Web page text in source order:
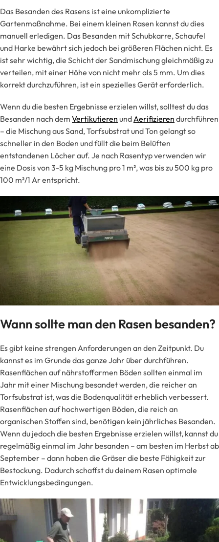
Das Besanden des Rasens ist eine unkomplizierte
Gartenmaßnahme. Bei einem kleinen Rasen kannst du dies
manuell erledigen. Das Besanden mit Schubkarre, Schaufel
und Harke bewährt sich jedoch bei größeren Flächen nicht. Es
ist sehr wichtig, die Schicht der Sandmischung gleichmäßig zu
verteilen, mit einer Höhe von nicht mehr als 5 mm. Um dies
korrekt durchzuführen, ist ein spezielles Gerät erforderlich.
Wenn du die besten Ergebnisse erzielen willst, solltest du das
Besanden nach dem Vertikutieren undAerifizieren durchführen
– die Mischung aus Sand, Torfsubstrat und Ton gelangt so
schneller in den Boden und füllt die beim Belüften
entstandenen Löcher auf. Je nach Rasentyp verwenden wir
eine Dosis von 3-5 kg Mischung pro 1 m², was bis zu 500 kg pro
100 m²/1 Ar entspricht.
Wann sollte man den Rasen besanden?
Es gibt keine strengen Anforderungen an den Zeitpunkt. Du
kannst es im Grunde das ganze Jahr über durchführen.
Rasenflächen auf nährstoffarmen Böden sollten einmal im
Jahr mit einer Mischung besandet werden, die reicher an
Torfsubstrat ist, was die Bodenqualität erheblich verbessert.
Rasenflächen auf hochwertigen Böden, die reich an
organischen Stoffen sind, benötigen kein jährliches Besanden.
Wenn du jedoch die besten Ergebnisse erzielen willst, kannst du
regelmäßig einmal im Jahr besanden – am besten im Herbst ab
September – dann haben die Gräser die beste Fähigkeit zur
Bestockung. Dadurch schaffst du deinem Rasen optimale
Entwicklungsbedingungen.